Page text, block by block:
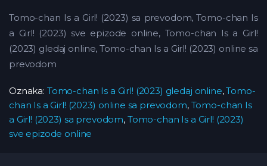
Tomo-chan Is a Girl! (2023) sa prevodom, Tomo-chan Is
a Girl! (2023) sve epizode online, Tomo-chan Is a Girl!
(2023) gledaj online, Tomo-chan Is a Girl! (2023) online sa
prevodom
Oznaka: Tomo-chan Is a Girl! (2023) gledaj online,Tomo-
chan Is a Girl! (2023) online sa prevodom, Tomo-chan Is
a Girl! (2023) sa prevodom, Tomo-chan Is a Girl! (2023)
sve epizode online